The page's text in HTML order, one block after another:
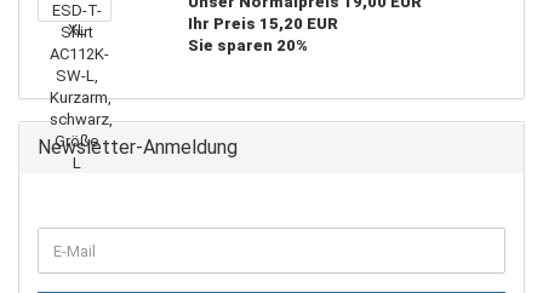
Ihr Preis 15,20 EUR
Sie sparen 20%
Newsletter-Anmeldung